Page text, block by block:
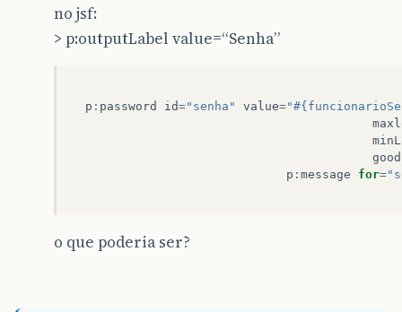
no jsf:
> p:outputLabel value=“Senha”
p : password id="senha" value=
p : message for=
o que poderia ser?